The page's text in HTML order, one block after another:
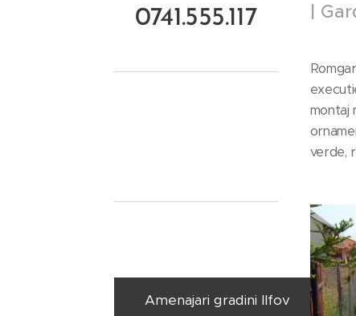
0741.555.117
Amenajari gradini Ilfov
|
montaj
verde,